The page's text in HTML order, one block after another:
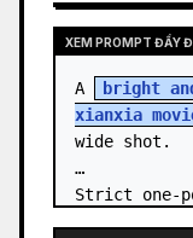
XEM PROMPT ĐẦY
A
bright
xianxia
wide shot.
Strict one-